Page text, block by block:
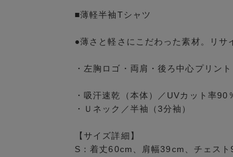
■薄軽半袖Tシャツ
●薄さと軽さにこだわった素材。リ
・左胸ロゴ・両肩・後ろ中心プリン
・吸汗速乾（本体）／UVカット率90
・Ｕネック／半袖（3分袖）
【サイズ詳細】
S：着丈60cm、肩幅39cm、チェスト